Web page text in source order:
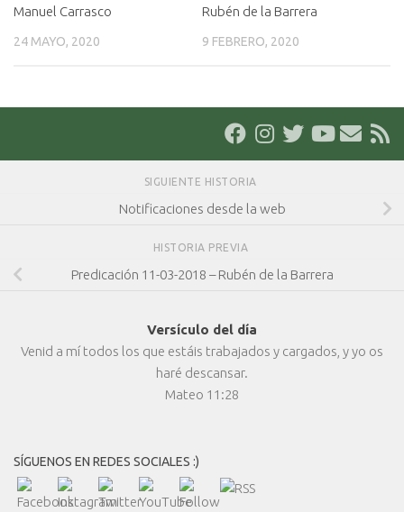
Manuel Carrasco
24 MAYO, 2020
Rubén de la Barrera
9 FEBRERO, 2020
SIGUIENTE HISTORIA
Notificaciones desde la web
HISTORIA PREVIA
Predicación 11-03-2018 – Rubén de la Barrera
Versículo del día
Venid a mí todos los que estáis trabajados y cargados, y yo os
haré descansar.
Mateo 11:28
SÍGUENOS EN REDES SOCIALES :)